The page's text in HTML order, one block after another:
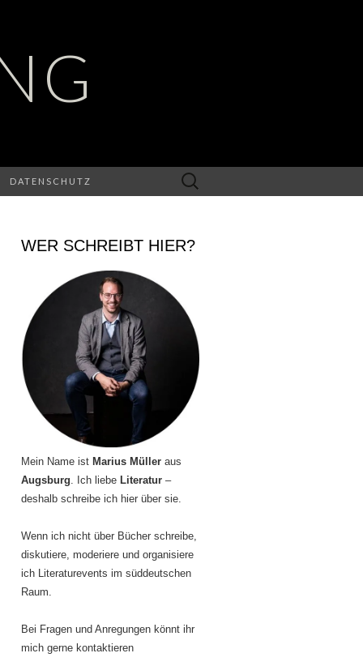
DATENSCHUTZ
Suchen
nach:
WER SCHREIBT HIER?
Mein Name ist Marius Müller aus
Augsburg. Ich liebe Literatur –
deshalb schreibe ich hier über sie.
Wenn ich nicht über Bücher schreibe,
diskutiere, moderiere und organisiere
ich Literaturevents im süddeutschen
Raum.
Bei Fragen und Anregungen könnt ihr
mich gerne kontaktieren